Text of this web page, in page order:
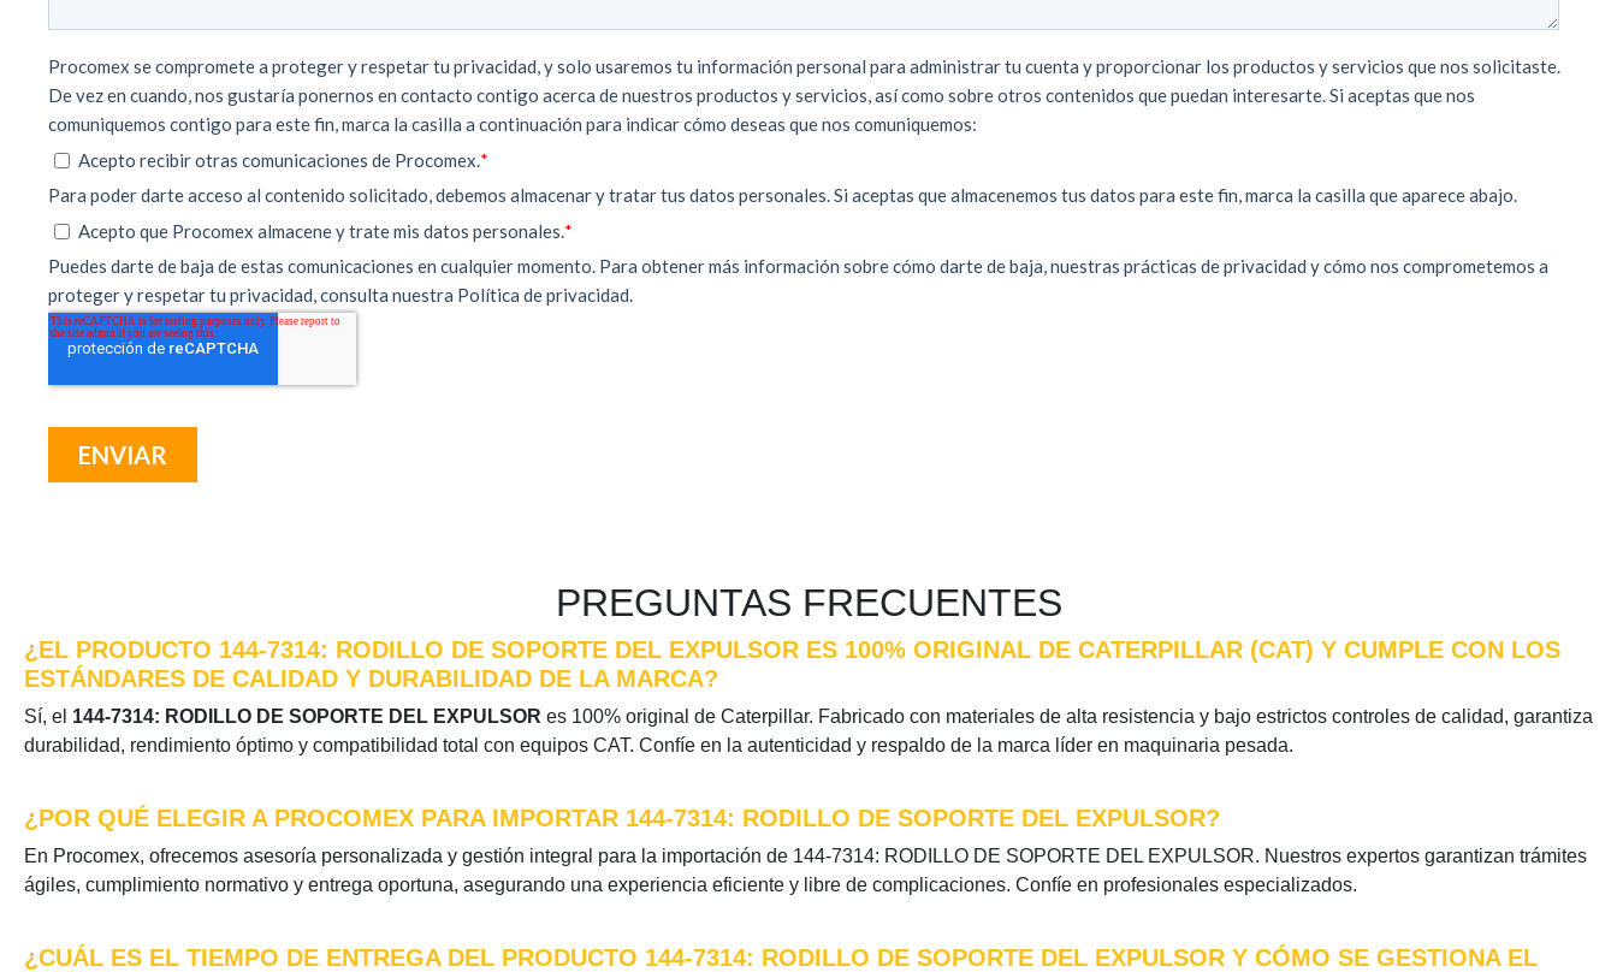
PREGUNTAS FRECUENTES
¿EL PRODUCTO 144-7314: RODILLO DE SOPORTE DEL EXPULSOR ES 100% ORIGINAL DE CATERPILLAR (CAT) Y CUMPLE CON LOS
ESTÁNDARES DE CALIDAD Y DURABILIDAD DE LA MARCA?
Sí, el 144-7314: RODILLO DE SOPORTE DEL EXPULSOR es 100% original de Caterpillar. Fabricado con materiales de alta resistencia y bajo estrictos controles de calidad, garantiza
durabilidad, rendimiento óptimo y compatibilidad total con equipos CAT. Confíe en la autenticidad y respaldo de la marca líder en maquinaria pesada.
¿POR QUÉ ELEGIR A PROCOMEX PARA IMPORTAR 144-7314: RODILLO DE SOPORTE DEL EXPULSOR?
En Procomex, ofrecemos asesoría personalizada y gestión integral para la importación de 144-7314: RODILLO DE SOPORTE DEL EXPULSOR. Nuestros expertos garantizan trámites
ágiles, cumplimiento normativo y entrega oportuna, asegurando una experiencia eficiente y libre de complicaciones. Confíe en profesionales especializados.
¿CUÁL ES EL TIEMPO DE ENTREGA DEL PRODUCTO 144-7314: RODILLO DE SOPORTE DEL EXPULSOR Y CÓMO SE GESTIONA EL